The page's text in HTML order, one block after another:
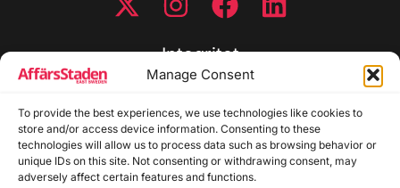
Manage Consent
To provide the best experiences, we use technologies like cookies to
store and/or access device information. Consenting to these
technologies will allow us to process data such as browsing behavior or
unique IDs on this site. Not consenting or withdrawing consent, may
adversely affect certain features and functions.
Integritet
Cookiepolicy
Disclaimer
Redaktionell policy
Utgivarinformation